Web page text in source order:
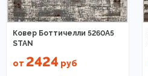
Ковер Боттичелли 5260A5
STAN
от 2424 руб